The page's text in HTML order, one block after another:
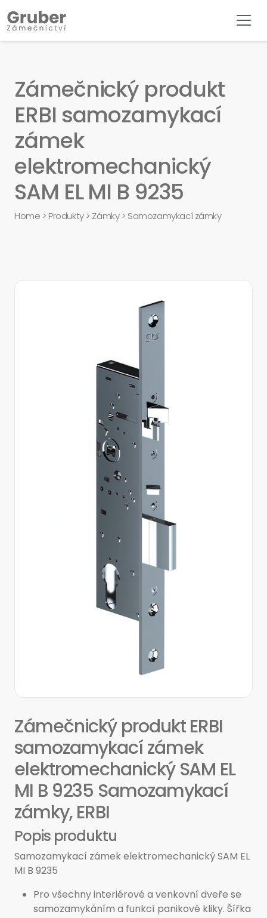
Zámečnický produkt
ERBI samozamykací
zámek
elektromechanický
SAM EL MI B 9235
Home > Produkty> Zámky> Samozamykací zámky
Zámečnický produkt ERBI
samozamykací zámek
elektromechanický SAM EL
MI B 9235 Samozamykací
zámky, ERBI
Popis produktu
Samozamykací zámek elektromechanický SAM EL
MI B 9235
Pro všechny interiérové a venkovní dveře se
samozamykáním a funkcí panikové kliky. Šířka